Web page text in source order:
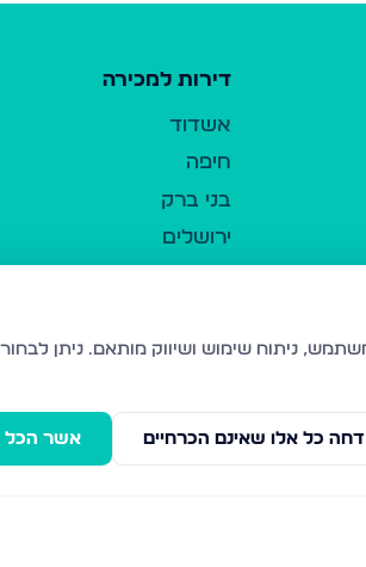
דירות למכירה
אשדוד
חיפה
בני ברק
ירושלים
בית שמש
ביתר עילית
ניתן לבחור
אשר הכל דחה כל אלו שאינם הכרחיים